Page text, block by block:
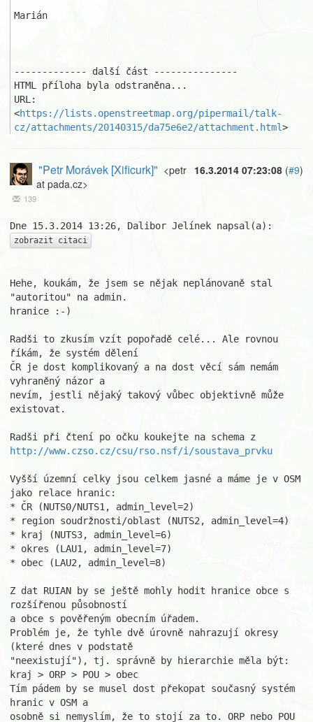
Marián
------------- další část ---------------
HTML příloha byla odstraněna...
URL:
<https://lists.openstreetmap.org/pipermail/talk-
cz/attachments/20140315/da75e6e2/attachment.html>
16.3.2014 07:23:08 (#9)
"Petr Morávek [Xificurk]" <petr
at pada.cz>
139
zobrazit citaci
Hehe, koukám, že jsem se nějak neplánovaně stal
"autoritou" na admin.
hranice :-)
Radši to zkusím vzít popořadě celé... Ale rovnou
říkám, že systém dělení
ČR je dost komplikovaný a na dost věcí sám nemám
vyhraněný názor a
nevím, jestli nějaký takový vůbec objektivně může
existovat.
http://www.czso.cz/csu/rso.nsf/i/soustava_prvku
Vyšší územní celky jsou celkem jasné a máme je v OSM
jako relace hranic:
* ČR (NUTS0/NUTS1, admin_level=2)
* region soudržnosti/oblast (NUTS2, admin_level=4)
* kraj (NUTS3, admin_level=6)
* okres (LAU1, admin_level=7)
* obec (LAU2, admin_level=8)
Z dat RUIAN by se ještě mohly hodit hranice obce s
rozšířenou působností
a obce s pověřeným obecním úřadem.
Problém je, že tyhle dvě úrovně nahrazují okresy
(které dnes v podstatě
"neexistují"), tj. správně by hierarchie měla být:
kraj > ORP > POU > obec
Tím pádem by se musel dost překopat současný systém
hranic v OSM a
osobně si nemyslím, že to stojí za to. ORP nebo POU